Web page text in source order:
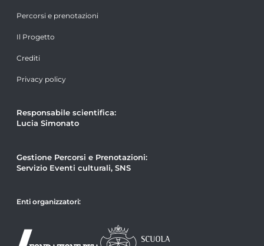
Percorsi e prenotazioni
Il Progetto
Crediti
Privacy policy
Responsabile scientifica:
Lucia Simonato
Gestione Percorsi e Prenotazioni:
Servizio Eventi culturali, SNS
Enti organizzatori: